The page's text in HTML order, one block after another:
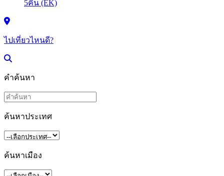
ไปเที่ยวไหนดี?
คำค้นหา
ค้นหาประเทศ
ค้นหาเมือง